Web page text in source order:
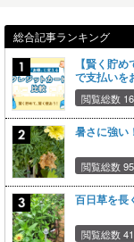
総合記事ランキング
【賢く貯
で支払いを
閲覧総数
暑さに強い
閲覧総数
百日草を長
閲覧総数